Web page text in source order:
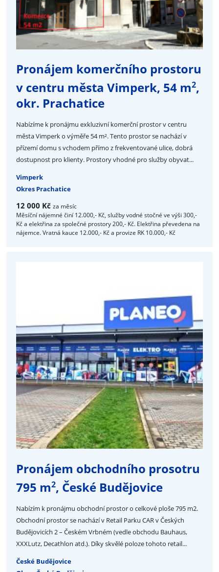
Pronájem komerčního prostoru
v centru města Vimperk, 54 m2,
okr. Prachatice
Nabízíme k pronájmu exkluzivní komerční prostor v centru
města Vimperk o výměře 54 m². Tento prostor se nachází v
přízemí domu s vchodem přímo z frekventované ulice, dobrá
dostupnost pro klienty. Prostory vhodné pro služby obyvat...
Vimperk
Okres Prachatice
12 000 Kč za měsíc
Měsíční nájemné činí 12.000,- Kč, služby vodné stočné ve výši 300,-
Kč a elektřina za společné prostory 200,- Kč. Elektřina převedena na
nájemce. Vratná kauce 12.000,- Kč a provize RK 10.000,- Kč
Pronájem obchodního prosotru
795 m2, České Budějovice
Nabízím k pronájmu obchodní prostor o celkové ploše 795 m2.
Obchodní prostor se nachází v Retail Parku CAR v Českých
Budějovicích 2 – Českém Vrbném (vedle obchodu Bauhaus,
XXXLutz, Decathlon atd.). Díky skvělé poloze tohoto retail...
České Budějovice